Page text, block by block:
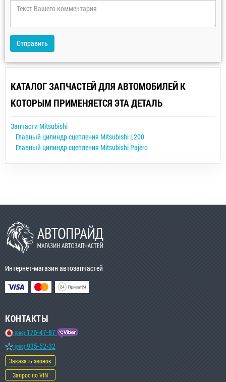
Отправить
КАТАЛОГ ЗАПЧАСТЕЙ ДЛЯ АВТОМОБИЛЕЙ К
КОТОРЫМ ПРИМЕНЯЕТСЯ ЭТА ДЕТАЛЬ
Запчасти Mitsubishi
Главный цилиндр сцепления Mitsubishi L200
Главный цилиндр сцепления Mitsubishi Pajero
Интернет-магазин автозапчастей
КОНТАКТЫ
(099) 175-47-87
(068) 935-52-32
Заказать звонок
Запрос по VIN